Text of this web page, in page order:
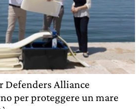
Defenders Alliance
per proteggere un mare